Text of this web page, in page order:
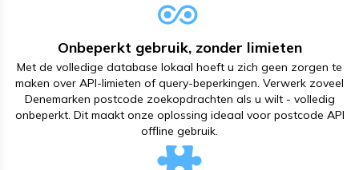
Onbeperkt gebruik, zonder limieten
Met de volledige database lokaal hoeft u zich geen zorgen te
maken over API-limieten of query-beperkingen. Verwerk zoveel
Denemarken postcode zoekopdrachten als u wilt - volledig
onbeperkt. Dit maakt onze oplossing ideaal voor postcode API
offline gebruik.